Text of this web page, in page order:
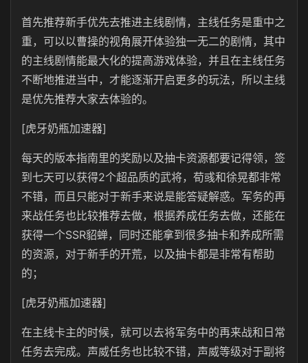
首先推荐新手优先去推进主线剧情，主线任务是重中之
重，可以以曹操的视角展开体验独一无二的剧情，其中
的主线剧情能最大化的提高游戏体验，并且在主线任务
不断地推进当中，才能逐渐开启更多的玩法，所以主线
是优先推荐大家去体验的。
[虎牙奶瓶加速器]
每天的版本指南里的奖励以及抽卡资源都要记得领，签
到七天可以获得2个超品质的武将，荀彧和徐晃都非常
不错，而且只能对于新手来说是能答疑解惑。军务的再
来战任务也比较推荐去做，根据养成任务去做，还能在
获得一个SSR貂蝉，同时还能拿到很多抽卡和养成所需
的资源，对于新手的开荒，以及抽卡都是非常有帮助
的；
[虎牙奶瓶加速器]
在主线卡主的时候，就可以去将军务中的再来战和日常
任务去完成。声威任务也比较不错，声威等级对于副将